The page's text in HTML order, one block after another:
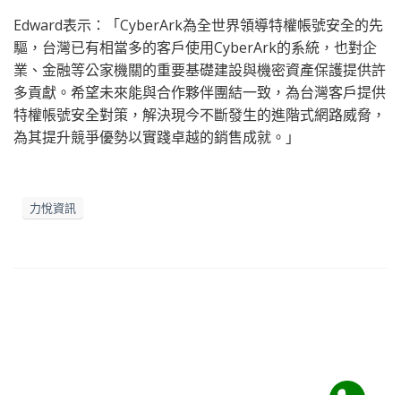
Edward表示：「CyberArk為全世界領導特權帳號安全的先
驅，台灣已有相當多的客戶使用CyberArk的系統，也對企
業、金融等公家機關的重要基礎建設與機密資產保護提供許
多貢獻。希望未來能與合作夥伴團結一致，為台灣客戶提供
特權帳號安全對策，解決現今不斷發生的進階式網路威脅，
為其提升競爭優勢以實踐卓越的銷售成就。」
力悅資訊